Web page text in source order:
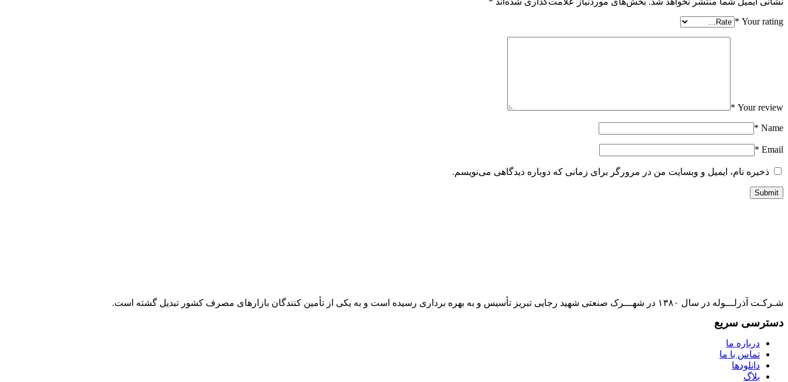
Your rating
*
Your review
*
Name
*
Email
*
ذخیره نام، ایمیل و وبسایت من در مرورگر برای زمانی که دوباره دیدگاهی می‌نویسم.
شـرکـت آذرلـــوله در سال ۱۳۸۰ در شهـــرک صنعتی شهید رجایی تبریز تأسیس و به بهره برداری رسیده است و به یکی از تأمین کنندگان بازارهای مصرف کشور تبدیل گشته است.
دسترسی سریع
درباره ما
تماس با ما
دانلودها
بلاگ